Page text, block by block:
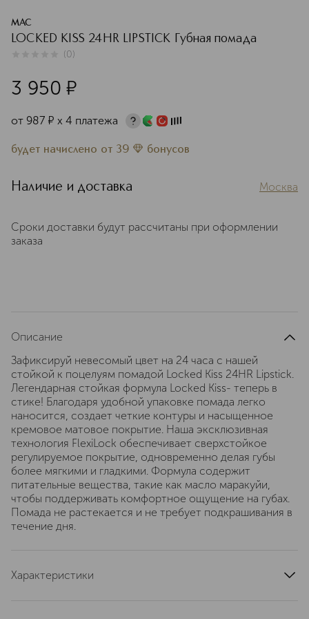
MAC
LOCKED KISS 24HR LIPSTICK Губная помада
(0)
3 950 ¤
от 987 ¤ х 4 платежа
будет начислено от 39 бонусов
Наличие и доставка Москва
Сроки доставки будут рассчитаны при оформлении
заказа
Описание
Зафиксируй невесомый цвет на 24 часа с нашей
стойкой к поцелуям помадой Locked Kiss 24HR Lipstick.
Легендарная стойкая формула Locked Kiss- теперь в
стике! Благодаря удобной упаковке помада легко
наносится, создает четкие контуры и насыщенное
кремовое матовое покрытие. Наша эксклюзивная
технология FlexiLock обеспечивает сверхстойкое
регулируемое покрытие, одновременно делая губы
более мягкими и гладкими. Формула содержит
питательные вещества, такие как масло маракуйи,
чтобы поддерживать комфортное ощущение на губах.
Помада не растекается и не требует подкрашивания в
течение дня.
Характеристики